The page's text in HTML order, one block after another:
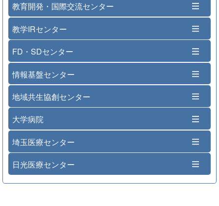
教育開発・国際交流センター
教学IRセンター
FD・SDセンター
情報基盤センター
地域共生協創センター
大学病院
埼玉医療センター
日光医療センター